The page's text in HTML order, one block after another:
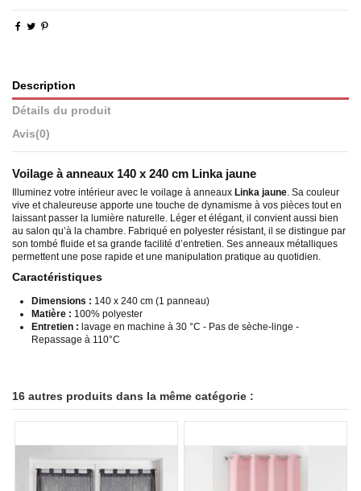
Description
Détails du produit
Avis(0)
Voilage à anneaux 140 x 240 cm Linka jaune
Illuminez votre intérieur avec le voilage à anneaux Linka jaune. Sa couleur
vive et chaleureuse apporte une touche de dynamisme à vos pièces tout en
laissant passer la lumière naturelle. Léger et élégant, il convient aussi bien
au salon qu’à la chambre. Fabriqué en polyester résistant, il se distingue par
son tombé fluide et sa grande facilité d’entretien. Ses anneaux métalliques
permettent une pose rapide et une manipulation pratique au quotidien.
Caractéristiques
Dimensions : 140 x 240 cm (1 panneau)
Matière : 100% polyester
Entretien : lavage en machine à 30 °C - Pas de sèche-linge -
Repassage à 110°C
16 autres produits dans la même catégorie :